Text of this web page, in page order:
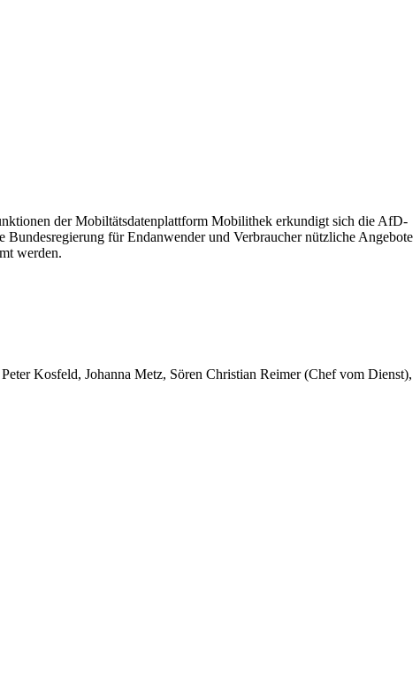
der Mobiltätsdatenplattform Mobilithek erkundigt sich die AfD-
für Endanwender und Verbraucher nützliche Angebote
werden.
Kosfeld, Johanna Metz, Sören Christian Reimer (Chef vom Dienst),